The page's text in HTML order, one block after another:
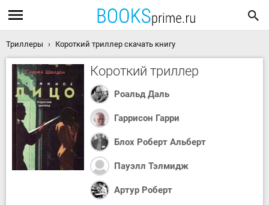
Триллеры Короткий триллер скачать книгу
Короткий триллер
Роальд Даль
Гаррисон Гарри
Блох Роберт Альберт
Пауэлл Тэлмидж
Артур Роберт